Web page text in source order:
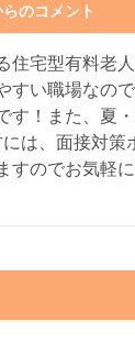
のコメント
住宅型有料老
すい職場なの
す！また、夏
は、面接対策
すのでお気軽